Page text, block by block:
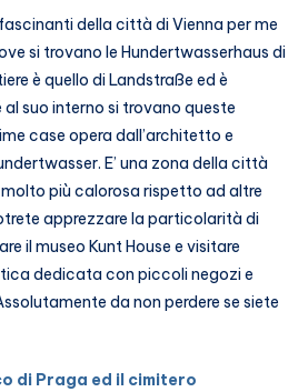
della città di Vienna per me
si trovano le Hundertwasserhaus di
è quello di Landstraße ed è
suo interno si trovano queste
case opera dall’architetto e
E’ una zona della città
più calorosa rispetto ad altre
apprezzare la particolarità di
il museo Kunt House e visitare
dedicata con piccoli negozi e
da non perdere se siete
di Praga ed il cimitero